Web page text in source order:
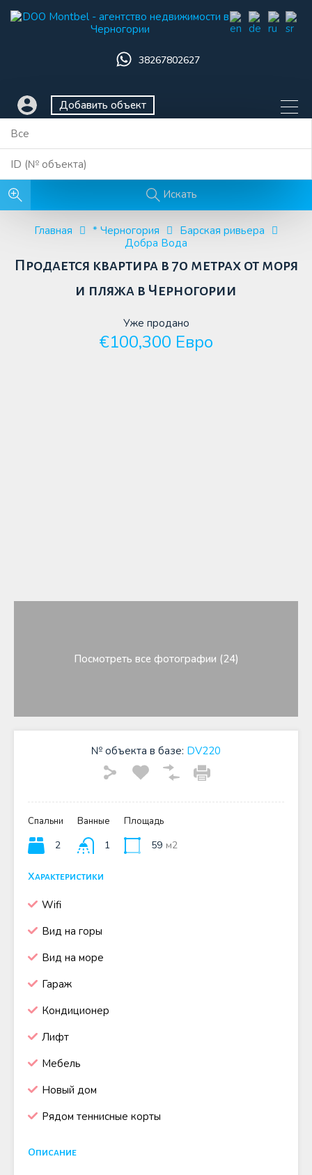
38267802627
Добавить объект
Искать
Главная * Черногория
Барская ривьера
Добра Вода
Продается квартира в 70 метрах от моря
и пляжа в Черногории
Уже продано
€100,300 Евро
Посмотреть все фотографии (24)
№ объекта в базе: DV220
Спальни
2
Ванные
1
Площадь
59 м2
Характеристики
Wifi
Вид на горы
Вид на море
Гараж
Кондиционер
Лифт
Мебель
Новый дом
Рядом теннисные корты
Описание